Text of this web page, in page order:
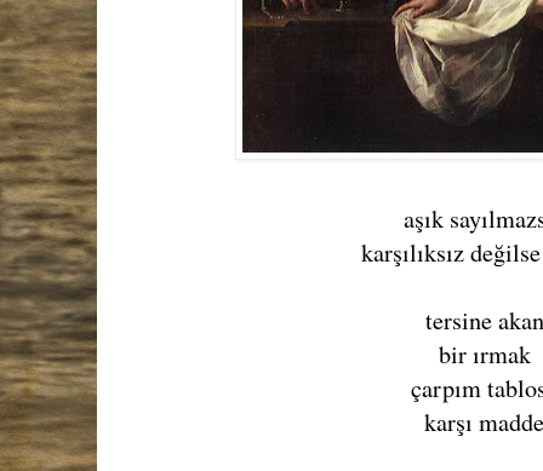
aşık
karşılıksız
tersine akan
bir ırmak
çarpım
karşı